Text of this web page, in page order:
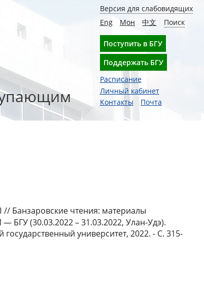
Версия для слабовидящих
Eng
Мон 中文 Поиск
Поступить в БГУ
Поддержать БГУ
Расписание
Личный кабинет
Контакты
Почта
чтения: материалы
(30.03.2022 – 31.03.2022, Улан-Удэ).
университет, 2022. - С. 315-